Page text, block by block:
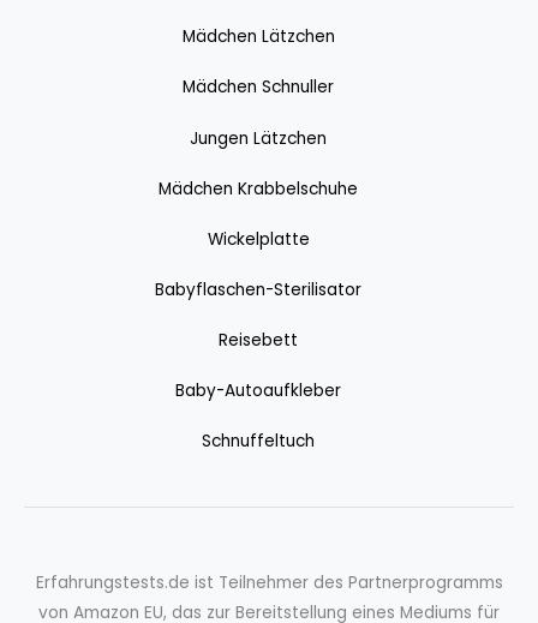
Mädchen Lätzchen
Mädchen Schnuller
Jungen Lätzchen
Mädchen Krabbelschuhe
Wickelplatte
Babyflaschen-Sterilisator
Reisebett
Baby-Autoaufkleber
Schnuffeltuch
Erfahrungstests.de ist Teilnehmer des Partnerprogramms
von Amazon EU, das zur Bereitstellung eines Mediums für